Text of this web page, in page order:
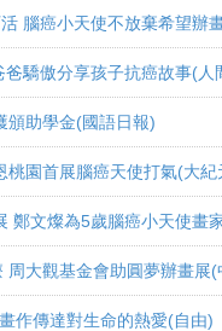
腦癌小天使不放棄希望辦
驕傲分享孩子抗癌故事(人
助學金(國語日報)
園首展腦癌天使打氣(大紀
鄭文燦為5歲腦癌小天使畫
大觀基金會助圓夢辦畫展
作傳達對生命的熱愛(自由)